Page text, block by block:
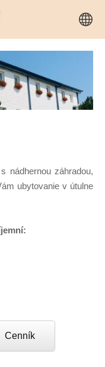
nádhernou záhradou,
ubytovanie v útulne
Cenník